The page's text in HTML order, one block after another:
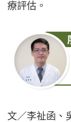
療評估。
文／李祉函、